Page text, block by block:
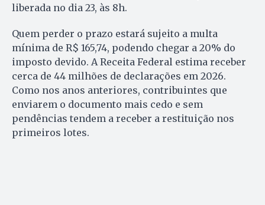
liberada no dia 23, às 8h.
Quem perder o prazo estará sujeito a multa
mínima de R$ 165,74, podendo chegar a 20% do
imposto devido. A Receita Federal estima receber
cerca de 44 milhões de declarações em 2026.
Como nos anos anteriores, contribuintes que
enviarem o documento mais cedo e sem
pendências tendem a receber a restituição nos
primeiros lotes.